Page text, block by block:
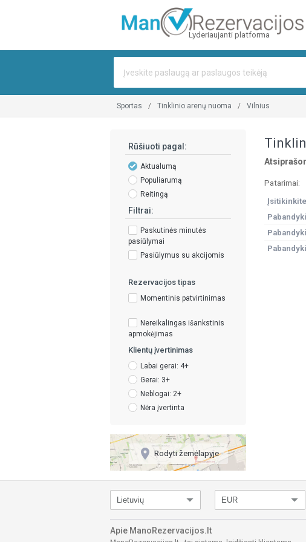
Lyderiaujanti platforma
sportas tinklinio arenų nuoma vilnius
Patarimai:
Rūšiuoti pagal:
Aktualumą
Populiarumą
Reitingą
Filtrai:
Paskutinės minutės
pasiūlymai
Pasiūlymus su akcijomis
Rezervacijos tipas
Momentinis patvirtinimas
Nereikalingas išankstinis
apmokėjimas
Klientų įvertinimas
Labai gerai: 4+
Gerai: 3+
Neblogai: 2+
Nėra įvertinta
place Rodyti žemėlapyje
Apie ManoRezervacijos.lt